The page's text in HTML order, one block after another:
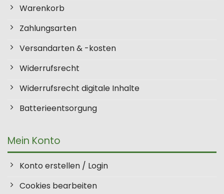
auf
Produktseite
werden
Warenkorb
Zahlungsarten
Versandarten & -kosten
Widerrufsrecht
Widerrufsrecht digitale Inhalte
Batterieentsorgung
Mein Konto
Konto erstellen / Login
Cookies bearbeiten